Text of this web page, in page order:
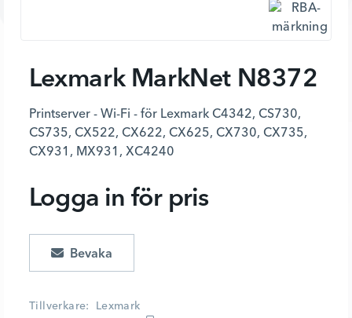
Lexmark MarkNet N8372
Printserver - Wi-Fi - för Lexmark C4342, CS730,
CS735, CX522, CX622, CX625, CX730, CX735,
CX931, MX931, XC4240
Tillverkare
Lexmark
Logga in för pris